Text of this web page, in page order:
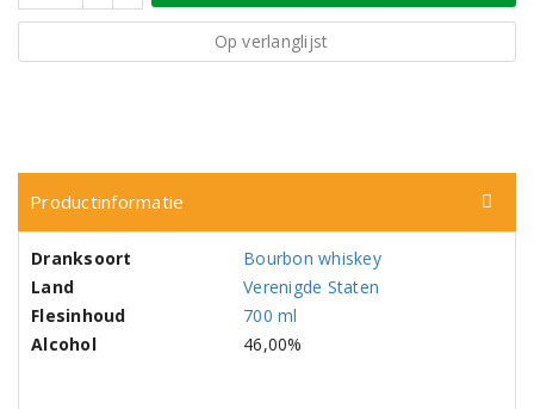
Op verlanglijst
Productinformatie
Dranksoort
Bourbon whiskey
Land
Verenigde Staten
Flesinhoud
700 ml
Alcohol
46,00%